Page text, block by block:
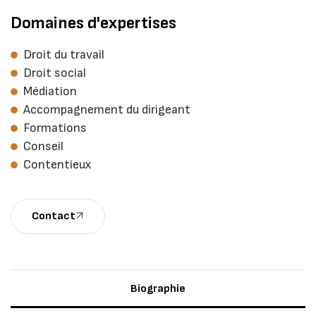
Domaines d'expertises
Droit du travail
Droit social
Médiation
Accompagnement du dirigeant
Formations
Conseil
Contentieux
Contact
Biographie